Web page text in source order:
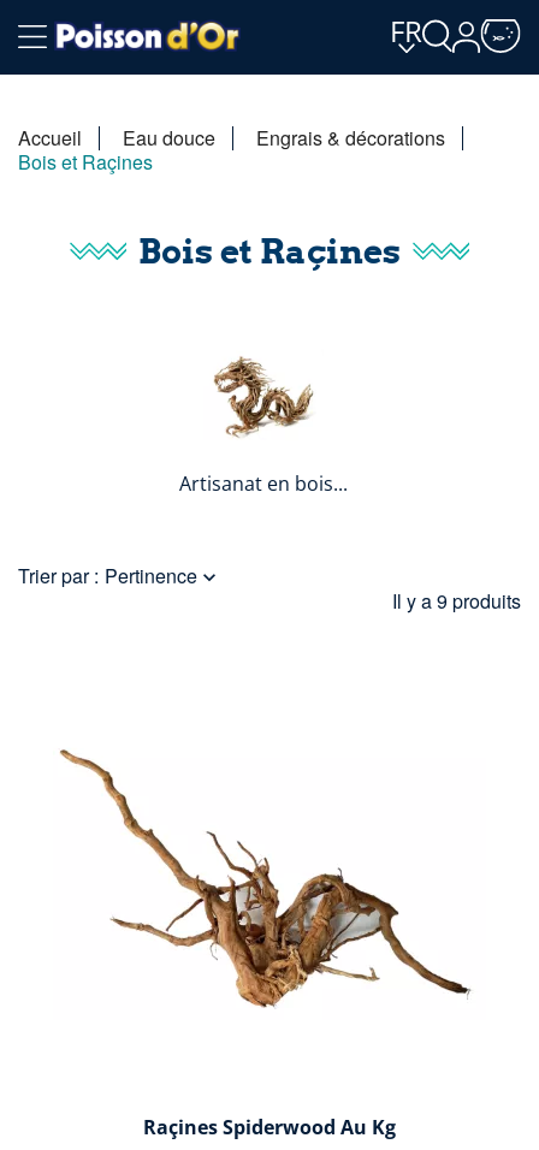
FR
Accueil Eau douce
Engrais & décorations
Bois et Raçines
Bois et Raçines
Artisanat en bois...
Trier par : Pertinence 
Il y a 9 produits
Raçines Spiderwood Au Kg